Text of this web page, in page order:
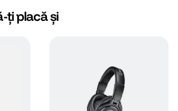
ți placă și